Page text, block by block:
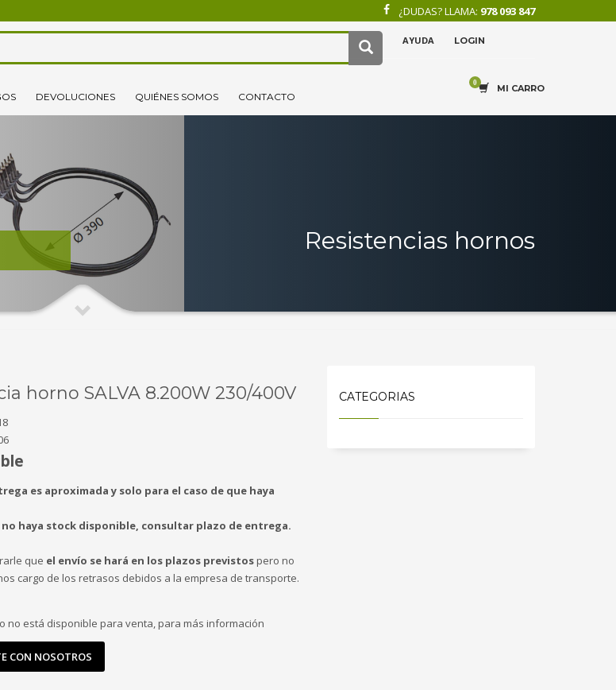
¿DUDAS? LLAMA: 978 093 847
AYUDA LOGIN
DEVOLUCIONES QUIÉNES SOMOS CONTACTO
MI CARRO
Resistencias hornos
horno SALVA 8.200W 230/400V
es aproximada y solo para el caso de que haya
no haya stock disponible, consultar plazo de entrega.
que el envío se hará en los plazos previstospero no
cargo de los retrasos debidos a la empresa de transporte.
no está disponible para venta, para más información
CON NOSOTROS
CATEGORIAS